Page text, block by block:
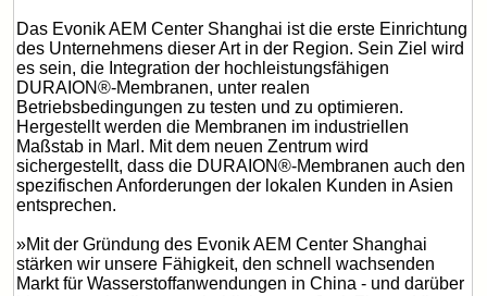
Das Evonik AEM Center Shanghai ist die erste Einrichtung
des Unternehmens dieser Art in der Region. Sein Ziel wird
es sein, die Integration der hochleistungsfähigen
DURAION®-Membranen, unter realen
Betriebsbedingungen zu testen und zu optimieren.
Hergestellt werden die Membranen im industriellen
Maßstab in Marl. Mit dem neuen Zentrum wird
sichergestellt, dass die DURAION®-Membranen auch den
spezifischen Anforderungen der lokalen Kunden in Asien
entsprechen.
»Mit der Gründung des Evonik AEM Center Shanghai
stärken wir unsere Fähigkeit, den schnell wachsenden
Markt für Wasserstoffanwendungen in China - und darüber